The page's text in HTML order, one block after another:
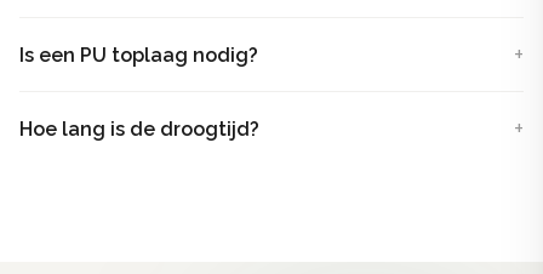
bestaande uit een (A-component) en epoxyverharder
pasta die geschikt is voor vloeren, wanden, trappen en
Is een PU toplaag nodig?
Hoe lang is de droogtijd?